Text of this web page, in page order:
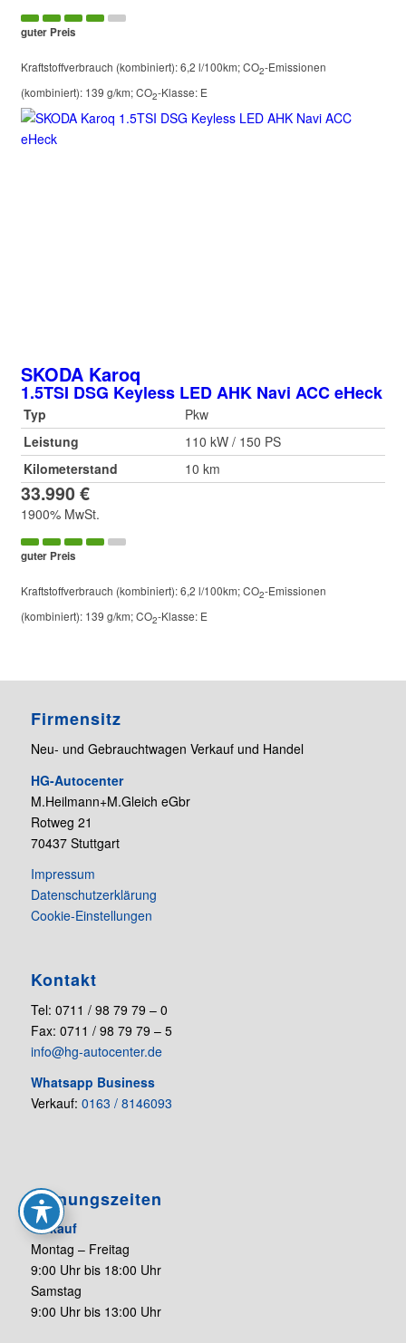
guter Preis
Kraftstoffverbrauch (kombiniert):6,2 l/100km;CO2-Emissionen
(kombiniert): 139 g/km;CO2-Klasse: E
SKODA Karoq
1.5TSI DSG Keyless LED AHK Navi ACC eHeck
Typ
Pkw
Leistung
110 kW / 150 PS
Kilometerstand
10 km
33.990 €
1900% MwSt.
guter Preis
Kraftstoffverbrauch (kombiniert):6,2 l/100km;CO2-Emissionen
(kombiniert): 139 g/km;CO2-Klasse: E
Firmensitz
Neu- und Gebrauchtwagen Verkauf und Handel
HG-Autocenter
M.Heilmann+M.Gleich eGbr
Rotweg 21
70437 Stuttgart
Impressum
Datenschutzerklärung
Cookie-Einstellungen
Kontakt
Tel: 0711 / 98 79 79 – 0
Fax: 0711 / 98 79 79 – 5
info@hg-autocenter.de
Whatsapp Business
Verkauf: 0163 / 8146093
Öffnungszeiten
Verkauf
Montag – Freitag
9:00 Uhr bis 18:00 Uhr
Samstag
9:00 Uhr bis 13:00 Uhr